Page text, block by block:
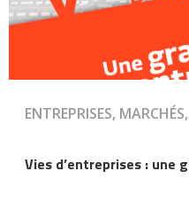
ENTREPRISES,
Vies d’entreprises : une